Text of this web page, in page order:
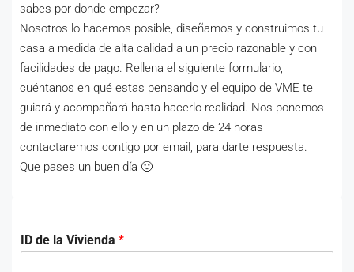
sabes por donde empezar?
Nosotros lo hacemos posible, diseñamos y construimos tu
casa a medida de alta calidad a un precio razonable y con
facilidades de pago. Rellena el siguiente formulario,
cuéntanos en qué estas pensando y el equipo de VME te
guiará y acompañará hasta hacerlo realidad. Nos ponemos
de inmediato con ello y en un plazo de 24 horas
contactaremos contigo por email, para darte respuesta.
Que pases un buen día 🙂
ID de la Vivienda *